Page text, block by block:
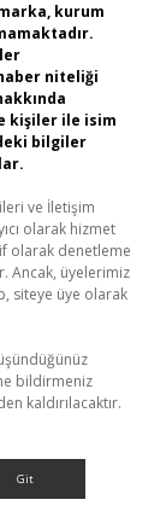
kurum
niteliği
kişiler ile isim
bilgiler
ve İletişim
olarak hizmet
olarak denetleme
Ancak, üyelerimiz
siteye üye olarak
bildirmeniz
kaldırılacaktır.